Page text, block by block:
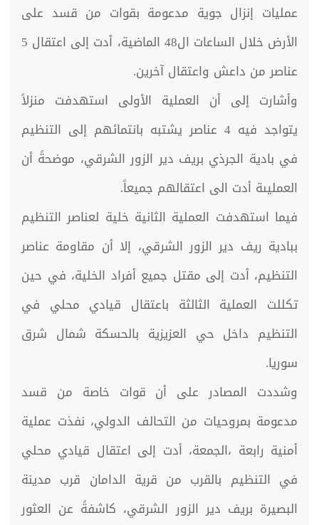
عمليات إنزال جوية مدعومة بقوات من قسد على
الأرض خلال الساعات ال48 الماضية، أدت إلى اعتقال 5
عناصر من داعش واعتقال آخرين.
وأشارت إلى أن العملية الأولى استهدفت منزلاً
يتواجد فيه 4 عناصر يشتبه بانتمائهم إلى التنظيم
في بادية الجرذي بريف دير الزور الشرقي، موضحةً أن
العمليىة أدت الى اعتقالهم جميعاً.
فيما استهدفت العملية الثانية خلية لعناصر التنظيم
ببادية ريف دير الزور الشرقي، إلا أن مقاومة عناصر
التنظيم، أدت إلى مقتل جميع أفراد الخلية، في حين
تكللت العملية الثالثة باعتقال قيادي محلي في
التنظيم داخل حي العزيزية بالحسكة شمال شرق
سوريا.
وشددت المصادر على أن قوات خاصة من قسد
مدعومة بمروحيات من التحالف الدولي، نفذت عملية
أمنية رابعة ،الجمعة، أدت إلى اعتقال قيادي محلي
في التنظيم بالقرب من قرية الدامان قرب مدينة
البصيرة بريف دير الزور الشرقي، كاشفةً عن العثور